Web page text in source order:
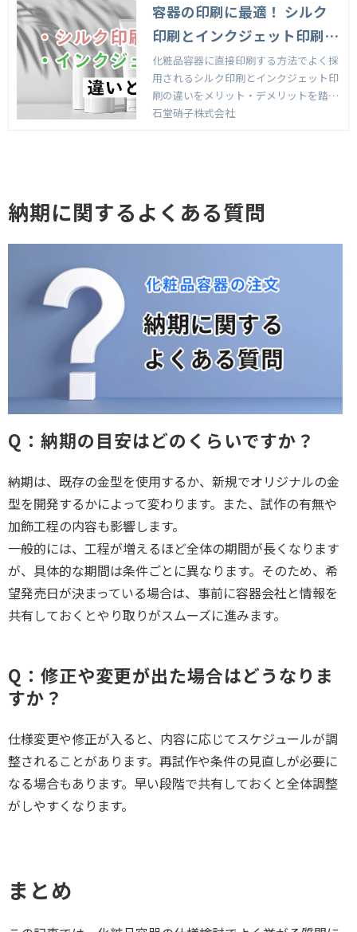
容器の印刷に最適！ シルク
印刷とインクジェット印刷の
違い
化粧品容器に直接印刷する方法でよく採
用されるシルク印刷とインクジェット印
刷の違いをメリット・デメリットを踏ま
えながら解説します。
石堂硝子株式会社
納期に関するよくある質問
Q：納期の目安はどのくらいですか？
納期は、既存の金型を使用するか、新規でオリジナルの金
型を開発するかによって変わります。また、試作の有無や
加飾工程の内容も影響します。
一般的には、工程が増えるほど全体の期間が長くなります
が、具体的な期間は条件ごとに異なります。そのため、希
望発売日が決まっている場合は、事前に容器会社と情報を
共有しておくとやり取りがスムーズに進みます。
Q：修正や変更が出た場合はどうなりま
すか？
仕様変更や修正が入ると、内容に応じてスケジュールが調
整されることがあります。再試作や条件の見直しが必要に
なる場合もあります。早い段階で共有しておくと全体調整
がしやすくなります。
まとめ